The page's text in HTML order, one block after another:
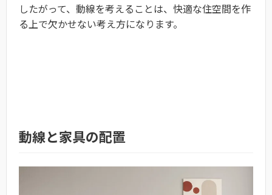
したがって、動線を考えることは、快適な住空間を作
る上で欠かせない考え方になります。
動線と家具の配置